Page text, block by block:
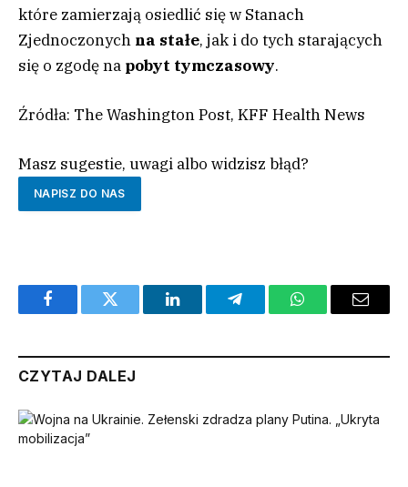
które zamierzają osiedlić się w Stanach
Zjednoczonych na stałe, jak i do tych starających
się o zgodę na pobyt tymczasowy.
Źródła: The Washington Post, KFF Health News
Masz sugestie, uwagi albo widzisz błąd?
NAPISZ DO NAS
FacebookTwitter LinkedInTelegramWhatsAppEmail
CZYTAJ DALEJ